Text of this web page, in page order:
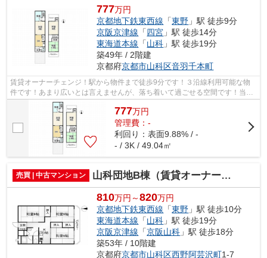
777万円
京都地下鉄東西線 「東野 」駅 徒歩9分
京阪京津線 「四宮 」駅 徒歩14分
東海道本線 「山科 」駅 徒歩19分
築49年 / 2階建
京都府京都市山科区音羽千本町
賃貸オーナーチェンジ！駅から物件まで徒歩9分です！３沿線利用可能な物
件です！あまり広いとは言えませんが、落ち着いて過ごせる空間です！当社
のスタッフが京都市山科区にある不動産...
777万円
管理費：-
利回り：表面9.88% / -
- / 3K / 49.04㎡
売買 | 中古マンション 山科団地B棟（賃貸オーナーチェンジ）
810万円～820万円
京都地下鉄東西線 「東野 」駅 徒歩10分
東海道本線 「山科 」駅 徒歩19分
京阪京津線 「京阪山科 」駅 徒歩18分
築53年 / 10階建
京都府京都市山科区西野阿芸沢町1-7